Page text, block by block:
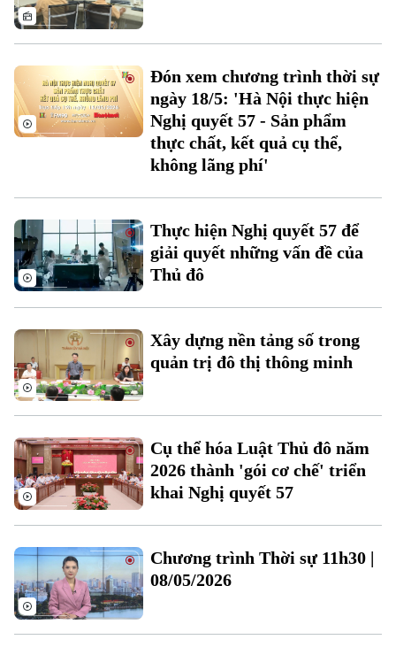
Theo dõi Hà Nội On
Thời trang
Âm nhạc
Đón xem chương trình thời sự
ngày 18/5: 'Hà Nội thực hiện
Nghị quyết 57 - Sản phẩm
thực chất, kết quả cụ thể,
không lãng phí'
Thực hiện Nghị quyết 57 để
giải quyết những vấn đề của
Thủ đô
Xây dựng nền tảng số trong
quản trị đô thị thông minh
Cụ thể hóa Luật Thủ đô năm
2026 thành 'gói cơ chế' triển
khai Nghị quyết 57
Chương trình Thời sự 11h30 |
08/05/2026